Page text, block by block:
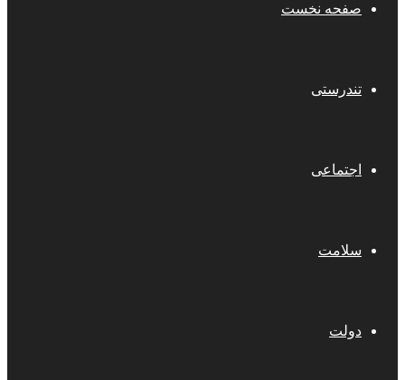
صفحه نخست
تندرستی
اجتماعی
سلامت
دولت